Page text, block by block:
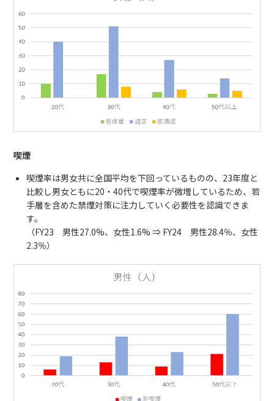
喫煙
喫煙率は男女共に全国平均を下回っているものの、23年度と
比較し男女ともに20・40代で喫煙率が微増しているため、若
手層を含めた禁煙対策に注力していく必要性を認識できま
す。
（FY23 男性27.0%、女性1.6% ⇒ FY24 男性28.4％、女性
2.3％）